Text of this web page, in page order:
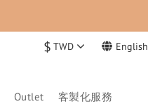
$ TWD English
Outlet 客製化服務